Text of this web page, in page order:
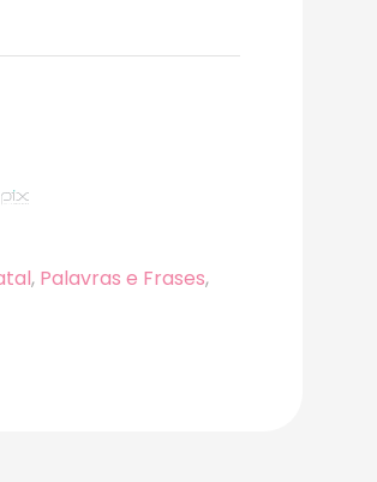
, Palavras e Frases,